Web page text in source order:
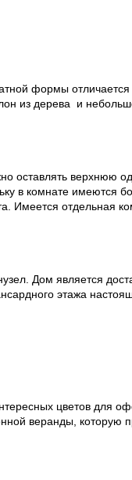
формы
из дерева и
оставлять верхнюю
в комнате имеются
Имеется отдельная
Дом является
этажа
цветов для
веранды, которую